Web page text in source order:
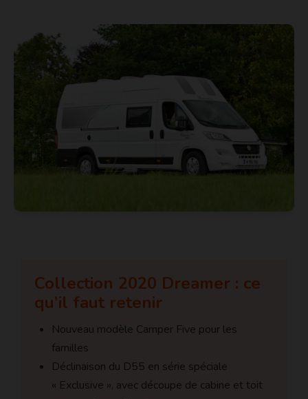
Collection 2020 Dreamer : ce
qu’il faut retenir
Nouveau modèle Camper Five pour les
familles
Déclinaison du D55 en série spéciale
« Exclusive », avec découpe de cabine et toit